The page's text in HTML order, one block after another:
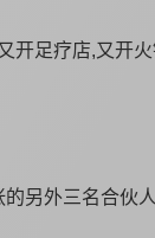
开足疗店,又开
另外三名合伙